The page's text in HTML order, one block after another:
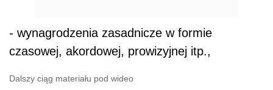
- wynagrodzenia zasadnicze w formie
czasowej, akordowej, prowizyjnej itp.,
Dalszy ciąg materiału pod wideo